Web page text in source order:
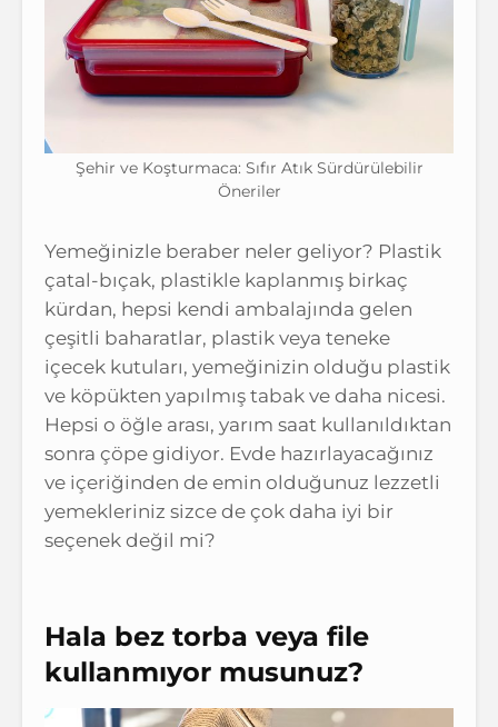
Şehir ve Koşturmaca: Sıfır Atık Sürdürülebilir
Öneriler
Yemeğinizle beraber neler geliyor? Plastik
çatal-bıçak, plastikle kaplanmış birkaç
kürdan, hepsi kendi ambalajında gelen
çeşitli baharatlar, plastik veya teneke
içecek kutuları, yemeğinizin olduğu plastik
ve köpükten yapılmış tabak ve daha nicesi.
Hepsi o öğle arası, yarım saat kullanıldıktan
sonra çöpe gidiyor. Evde hazırlayacağınız
ve içeriğinden de emin olduğunuz lezzetli
yemekleriniz sizce de çok daha iyi bir
seçenek değil mi?
Hala bez torba veya file
kullanmıyor musunuz?